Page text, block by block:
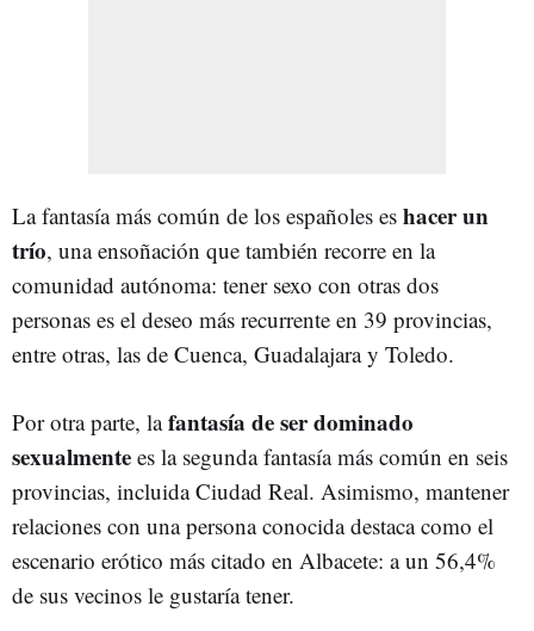
La fantasía más común de los españoles es hacer un
trío, una ensoñación que también recorre en la
comunidad autónoma: tener sexo con otras dos
personas es el deseo más recurrente en 39 provincias,
entre otras, las de Cuenca, Guadalajara y Toledo.
Por otra parte, lafantasía de ser dominado
sexualmente es la segunda fantasía más común en seis
provincias, incluida Ciudad Real. Asimismo, mantener
relaciones con una persona conocida destaca como el
escenario erótico más citado en Albacete: a un 56,4%
de sus vecinos le gustaría tener.